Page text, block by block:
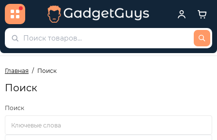
Главная Поиск
Поиск
Поиск